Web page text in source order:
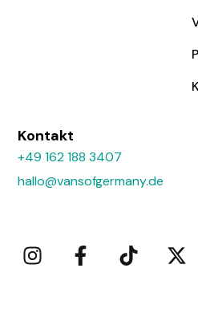
Kontakt
+49 162 188 3407
hallo@vansofgermany.de